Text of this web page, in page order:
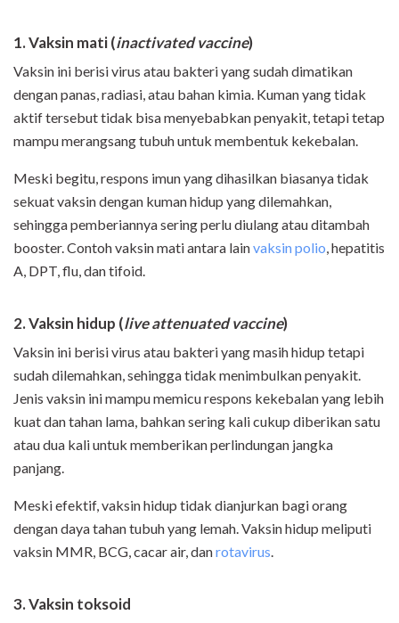
1. Vaksin mati (inactivated vaccine)
Vaksin ini berisi virus atau bakteri yang sudah dimatikan
dengan panas, radiasi, atau bahan kimia. Kuman yang tidak
aktif tersebut tidak bisa menyebabkan penyakit, tetapi tetap
mampu merangsang tubuh untuk membentuk kekebalan.
Meski begitu, respons imun yang dihasilkan biasanya tidak
sekuat vaksin dengan kuman hidup yang dilemahkan,
sehingga pemberiannya sering perlu diulang atau ditambah
booster. Contoh vaksin mati antara lainvaksin polio, hepatitis
A, DPT, flu, dan tifoid.
2. Vaksin hidup (live attenuated vaccine)
Vaksin ini berisi virus atau bakteri yang masih hidup tetapi
sudah dilemahkan, sehingga tidak menimbulkan penyakit.
Jenis vaksin ini mampu memicu respons kekebalan yang lebih
kuat dan tahan lama, bahkan sering kali cukup diberikan satu
atau dua kali untuk memberikan perlindungan jangka
panjang.
Meski efektif, vaksin hidup tidak dianjurkan bagi orang
dengan daya tahan tubuh yang lemah. Vaksin hidup meliputi
vaksin MMR, BCG, cacar air, danrotavirus.
3. Vaksin toksoid